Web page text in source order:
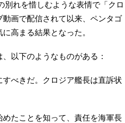
れを惜しむような表情で「クロ
画で配信されて以来、ペンタゴ
高まる結果となった。
以下のようなものがある：
べきだ。クロジア艦長は直訴状
たことを知って、責任を海軍長